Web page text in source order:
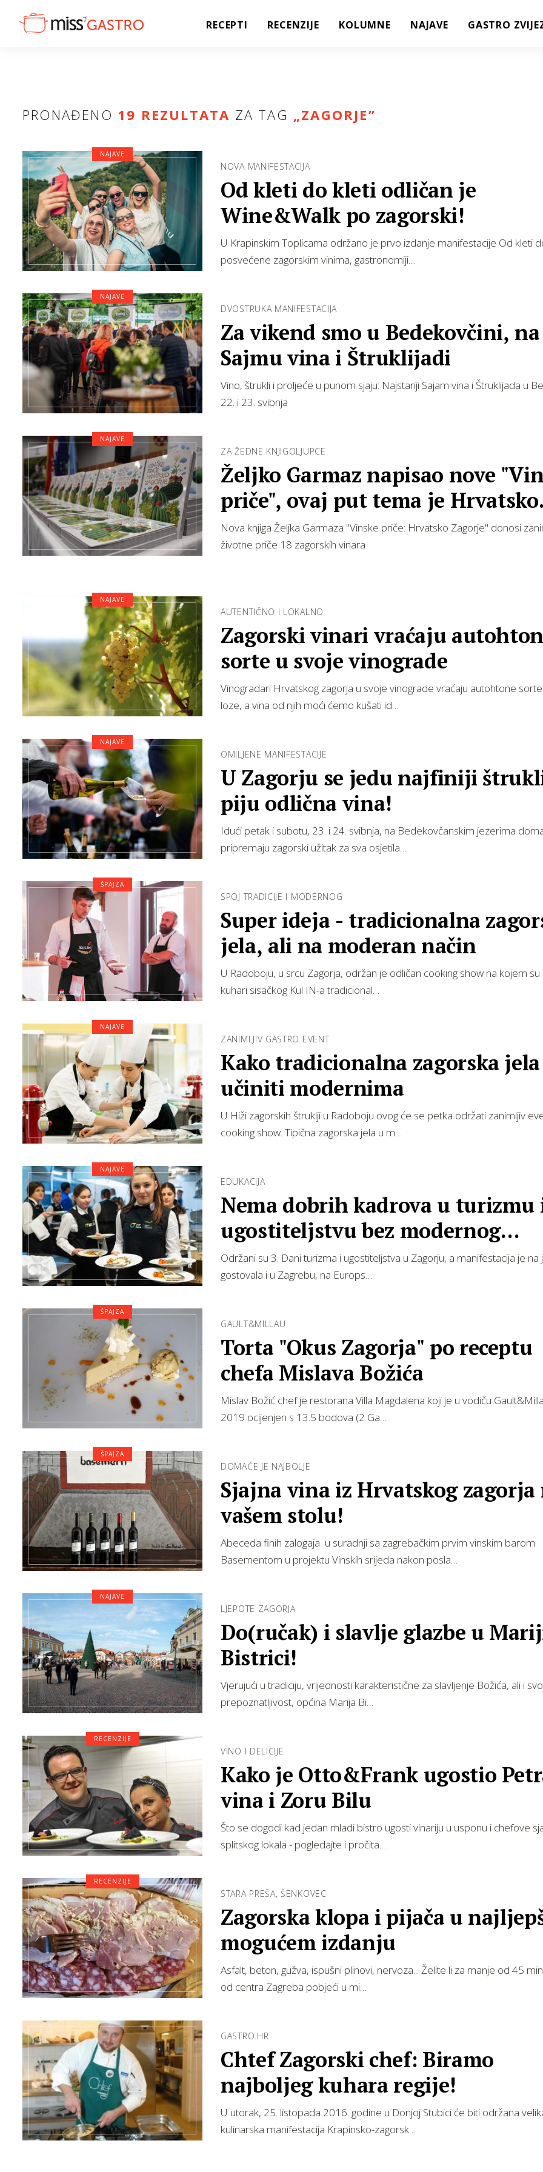
RECEPTI RECENZIJE KOLUMNE NAJAVE GASTRO
PRONAĐENO 19 REZULTATA ZA TAG „ZAGORJE”
NOVA MANIFESTACIJA
Od kleti do kleti odličan je
Wine&Walk po zagorski!
U Krapinskim Toplicama održano je prvo izdanje manifestacije Od kleti
posvećene zagorskim vinima, gastronomiji…
NAJAVE
DVOSTRUKA MANIFESTACIJA
Za vikend smo u Bedekovčini, na
Sajmu vina i Štruklijadi
Vino, štrukli i proljeće u punom sjaju: Najstariji Sajam vina i Štruklijada u
22. i 23. svibnja
NAJAVE
ZA ŽEDNE KNJIGOLJUPCE
Željko Garmaz napisao nove
priče", ovaj put tema je Hrvatsko
zagorje
Nova knjiga Željka Garmaza "Vinske priče: Hrvatsko Zagorje" donosi
životne priče 18 zagorskih vinara
NAJAVE
AUTENTIČNO I LOKALNO
Zagorski vinari vraćaju
sorte u svoje vinograde
Vinogradari Hrvatskog zagorja u svoje vinograde vraćaju autohtone
loze, a vina od njih moći ćemo kušati id…
NAJAVE
OMILJENE MANIFESTACIJE
U Zagorju se jedu najfiniji
piju odlična vina!
Idući petak i subotu, 23. i 24. svibnja, na Bedekovčanskim jezerima
pripremaju zagorski užitak za sva osjetila…
NAJAVE
SPOJ TRADICIJE I MODERNOG
Super ideja - tradicionalna
jela, ali na moderan način
U Radoboju, u srcu Zagorja, održan je odličan cooking show na kojem
kuhari sisačkog Kul IN-a tradicional…
ŠPAJZA
ZANIMLJIV GASTRO EVENT
Kako tradicionalna zagorska jela
učiniti modernima
U Hiži zagorskih štruklji u Radoboju ovog će se petka održati zanimljiv
cooking show. Tipična zagorska jela u m…
NAJAVE
EDUKACIJA
Nema dobrih kadrova u turizmu
ugostiteljstvu bez modernog
obrazovanja
Održani su 3. Dani turizma i ugostiteljstva u Zagorju, a manifestacija je na
gostovala i u Zagrebu, na Europs…
NAJAVE
GAULT&MILLAU
Torta "Okus Zagorja" po receptu
chefa Mislava Božića
Mislav Božić chef je restorana Villa Magdalena koji je u vodiču
2019 ocijenjen s 13.5 bodova (2 Ga…
ŠPAJZA
DOMAĆE JE NAJBOLJE
Sjajna vina iz Hrvatskog zagorja
vašem stolu!
Abeceda finih zalogaja u suradnji sa zagrebačkim prvim vinskim barom
Basementom u projektu Vinskih srijeda nakon posla…
ŠPAJZA
LJEPOTE ZAGORJA
Do(ručak) i slavlje glazbe u
Bistrici!
Vjerujući u tradiciju, vrijednosti karakteristične za slavljenje Božića, ali i
prepoznatljivost, općina Marija Bi…
NAJAVE
VINO I DELICIJE
Kako je Otto&Frank ugostio
vina i Zoru Bilu
Što se dogodi kad jedan mladi bistro ugosti vinariju u usponu i chefove
splitskog lokala - pogledajte i pročita…
RECENZIJE
STARA PREŠA, ŠENKOVEC
Zagorska klopa i pijača u
mogućem izdanju
Asfalt, beton, gužva, ispušni plinovi, nervoza... Želite li za manje od 45
od centra Zagreba pobjeći u mi…
RECENZIJE
GASTRO.HR
Chtef Zagorski chef: Biramo
najboljeg kuhara regije!
U utorak, 25. listopada 2016. godine u Donjoj Stubici će biti održana
kulinarska manifestacija Krapinsko-zagorsk…